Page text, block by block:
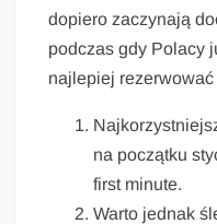
dopiero zaczynają
podczas gdy Polacy
najlepiej
na początku
first minute.
Warto jednak